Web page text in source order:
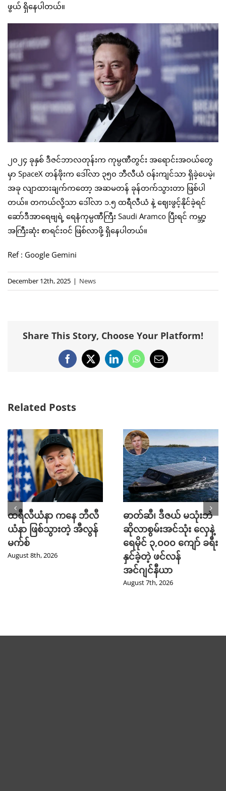
ဖွယ် ရှိနေပါတယ်။
၂၀၂၄ ခုနှစ် ဒီဇင်ဘာလတုန်းက ကုမ္ပဏီတွင်း အရောင်းအဝယ်တွေ
မှာ SpaceX တန်ဖိုးက ဒေါ်လာ ၃၅၀ ဘီလီယံ ဝန်းကျင်သာ ရှိခဲ့ပေမဲ့၊
အခု လျာထားချက်ကတော့ အဆမတန် ခုန်တက်သွားတာ ဖြစ်ပါ
တယ်။ တကယ်လို့သာ ဒေါ်လာ ၁.၅ ထရီလီယံ နဲ့ ဈေးဖွင့်နိုင်ခဲ့ရင်
ဆော်ဒီအာရေဗျရဲ့ ရေနံကုမ္ပဏီကြီး Saudi Aramco ပြီးရင် ကမ္ဘာ့
အကြီးဆုံး စာရင်းဝင် ဖြစ်လာဖို့ ရှိနေပါတယ်။
Ref : Google Gemini
December 12th, 2025 | News
Share This Story, Choose Your Platform!
Facebook
X LinkedInWhatsApp
Email
Related Posts
ထရီလီယံနာ ကနေ ဘီလီ
ယံနာ ဖြစ်သွားတဲ့ အီလွန်
မက်စ်
August 8th, 2026
ဓာတ်ဆီ၊ ဒီဇယ် မသုံးဘဲ
ဆိုလာစွမ်းအင်သုံး လှေနဲ့
ရေမိုင် ၃,၀၀၀ ကျော် ခရီး
နှင်ခဲ့တဲ့ ဖင်လန်
အင်ဂျင်နီယာ
August 7th, 2026